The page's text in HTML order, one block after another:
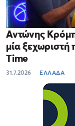
Αντώνης
μία
Time
31.7.2026 ΕΛΛΑΔΑ